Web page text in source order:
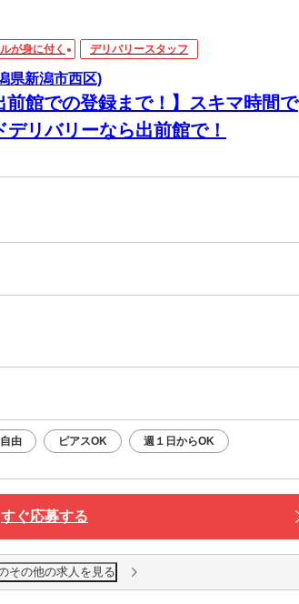
が身に付く デリバリースタッフ
県新潟市西区)
前館での登録まで！】スキマ時間で
デリバリーなら出前館で！
由 ピアスOK 週１日からOK
すぐ応募する
その他の求人を見る